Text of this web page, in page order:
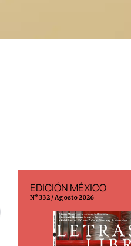
EDICIÓN MÉXICO
N° 332 / Agosto 2026